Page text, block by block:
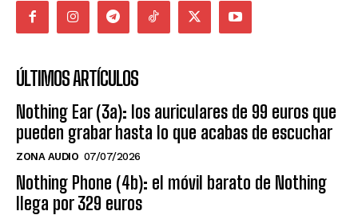
ÚLTIMOS ARTÍCULOS
Nothing Ear (3a): los auriculares de 99 euros que
pueden grabar hasta lo que acabas de escuchar
ZONA AUDIO 07/07/2026
Nothing Phone (4b): el móvil barato de Nothing
llega por 329 euros